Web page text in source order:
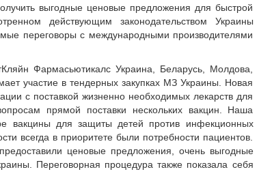
выгодные ценовые предложения для быстрой
действующим законодательством Украины
переговоры с международными производителями
Фармасьютикалс Украина, Беларусь, Молдова,
участие в тендерных закупках МЗ Украины. Новая
с поставкой жизненно необходимых лекарств для
прямой поставки нескольких вакцин. Наша
вакцины для защиты детей против инфекционных
всегда в приоритете были потребности пациентов.
ценовые предложения, очень выгодные
Переговорная процедура также показала себя